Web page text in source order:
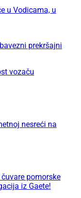
u Vodicama, u
prekršajni
vozaču
nesreći na
pomorske
iz Gaete!